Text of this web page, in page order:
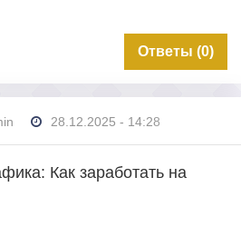
Ответы (0)
28.12.2025 - 14:28
Как заработать на